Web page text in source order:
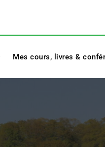
Mes cours, livres &